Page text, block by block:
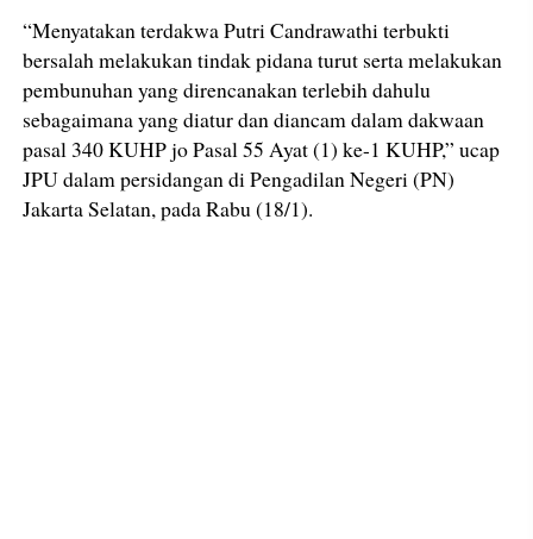
“Menyatakan terdakwa Putri Candrawathi terbukti
bersalah melakukan tindak pidana turut serta melakukan
pembunuhan yang direncanakan terlebih dahulu
sebagaimana yang diatur dan diancam dalam dakwaan
pasal 340 KUHP jo Pasal 55 Ayat (1) ke-1 KUHP,” ucap
JPU dalam persidangan di Pengadilan Negeri (PN)
Jakarta Selatan, pada Rabu (18/1).